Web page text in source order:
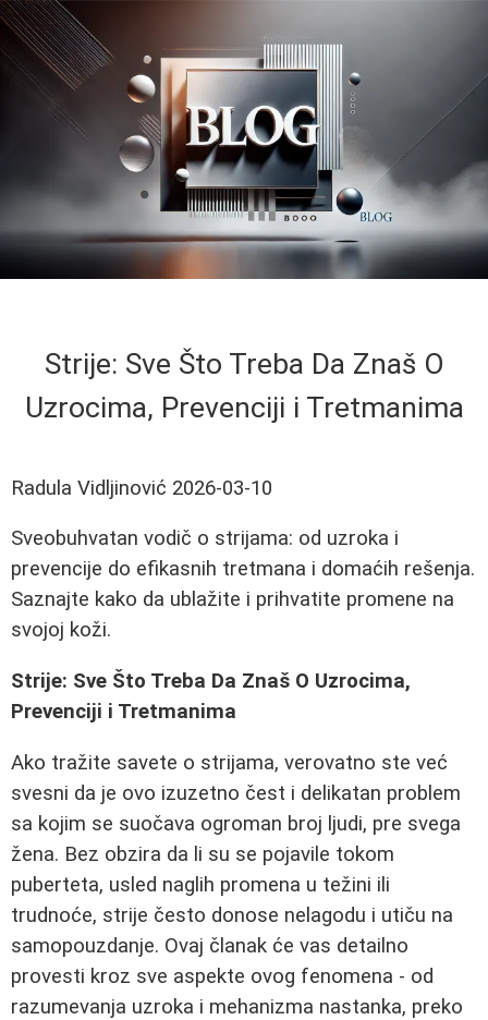
Strije: Sve Što Treba Da Znaš O
Uzrocima, Prevenciji i Tretmanima
Radula Vidljinović 2026-03-10
Sveobuhvatan vodič o strijama: od uzroka i
prevencije do efikasnih tretmana i domaćih rešenja.
Saznajte kako da ublažite i prihvatite promene na
svojoj koži.
Strije: Sve Što Treba Da Znaš O Uzrocima,
Prevenciji i Tretmanima
Ako tražite savete o strijama, verovatno ste već
svesni da je ovo izuzetno čest i delikatan problem
sa kojim se suočava ogroman broj ljudi, pre svega
žena. Bez obzira da li su se pojavile tokom
puberteta, usled naglih promena u težini ili
trudnoće, strije često donose nelagodu i utiču na
samopouzdanje. Ovaj članak će vas detailno
provesti kroz sve aspekte ovog fenomena - od
razumevanja uzroka i mehanizma nastanka, preko